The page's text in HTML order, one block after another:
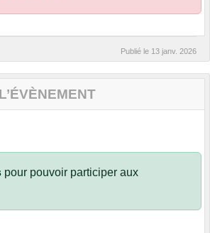
Publié le 13 janv. 2026
pour pouvoir participer aux